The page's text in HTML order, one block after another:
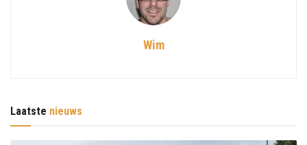
Wim
Laatste nieuws